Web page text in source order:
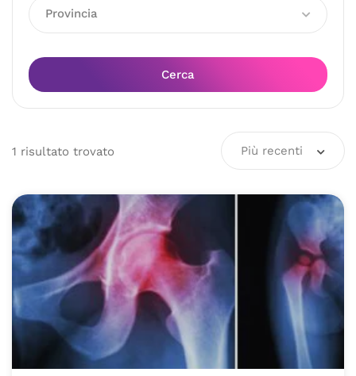
Provincia
Cerca
1 risultato trovato Più recenti